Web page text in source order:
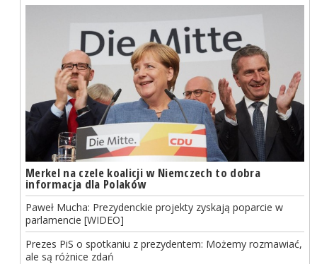
Merkel na czele koalicji w Niemczech to dobra
informacja dla Polaków
Paweł Mucha: Prezydenckie projekty zyskają poparcie w
parlamencie [WIDEO]
Prezes PiS o spotkaniu z prezydentem: Możemy rozmawiać,
ale są różnice zdań